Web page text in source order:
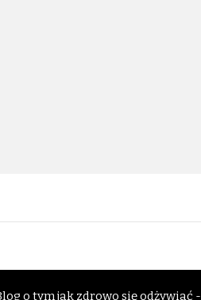
o tym jak zdrowo się odżywiać